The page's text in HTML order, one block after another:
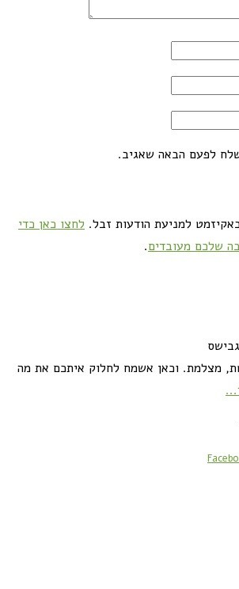
לפעם הבאה שאגיב.
למניעת הודעות זבל. לחצו כאן כדי
שלכם מעובדים.
מצלמת. וכאן אשמח לחלוק איתכם את מה